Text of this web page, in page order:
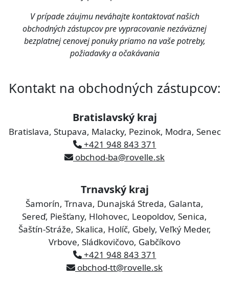
V prípade záujmu neváhajte kontaktovať našich
obchodných zástupcov pre vypracovanie nezáväznej
bezplatnej cenovej ponuky priamo na vaše potreby,
požiadavky a očakávania
Kontakt na obchodných zástupcov:
Bratislavský kraj
Bratislava, Stupava, Malacky, Pezinok, Modra, Senec
+421 948 843 371
obchod-ba@rovelle.sk
Trnavský kraj
Šamorín, Trnava, Dunajská Streda, Galanta,
Sereď, Piešťany, Hlohovec, Leopoldov, Senica,
Šaštín-Stráže, Skalica, Holíč, Gbely, Veľký Meder,
Vrbove, Sládkovičovo, Gabčíkovo
+421 948 843 371
obchod-tt@rovelle.sk